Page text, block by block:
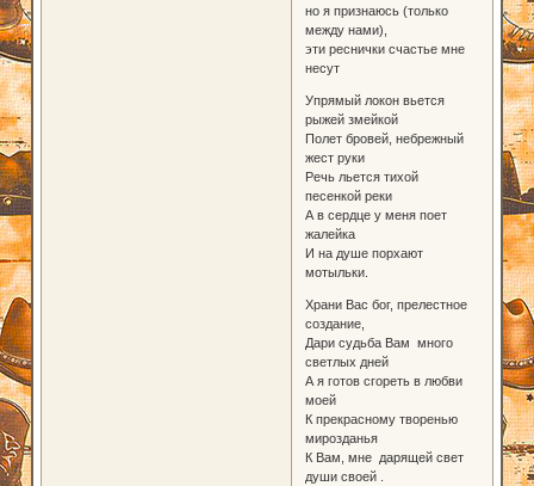
но я признаюсь (только
между нами),
эти реснички счастье мне
несут
Упрямый локон вьется
рыжей змейкой
Полет бровей, небрежный
жест руки
Речь льется тихой
песенкой реки
А в сердце у меня поет
жалейка
И на душе порхают
мотыльки.
Храни Вас бог, прелестное
создание,
Дари судьба Вам много
светлых дней
А я готов сгореть в любви
моей
К прекрасному творенью
мирозданья
К Вам, мне дарящей свет
души своей .